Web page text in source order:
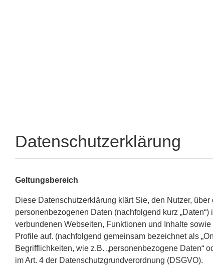
Datenschutzerklärung
Geltungsbereich
Diese Datenschutzerklärung klärt Sie, den Nutzer,
personenbezogenen Daten (nachfolgend kurz
verbundenen Webseiten, Funktionen und Inhalte
Profile auf. (nachfolgend gemeinsam bezeichnet als
Begrifflichkeiten, wie z.B. „personenbezogene Daten“
im Art. 4 der Datenschutzgrundverordnung (DSGVO).